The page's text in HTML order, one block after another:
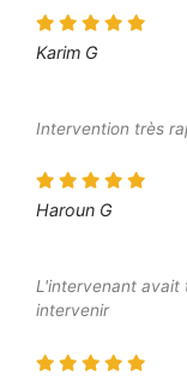
Karim G
Intervention très
Haroun G
L'intervenant avait
intervenir